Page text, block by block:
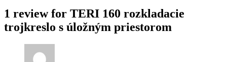
1 review for TERI 160 rozkladacie
trojkreslo s úložným priestorom